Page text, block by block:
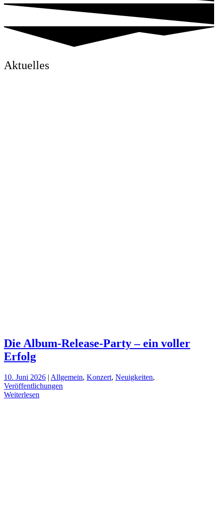
Aktuelles
Die Album-Release-Party – ein voller
Erfolg
10. Juni 2026 | Allgemein, Konzert, Neuigkeiten,
Veröffentlichungen
Weiterlesen